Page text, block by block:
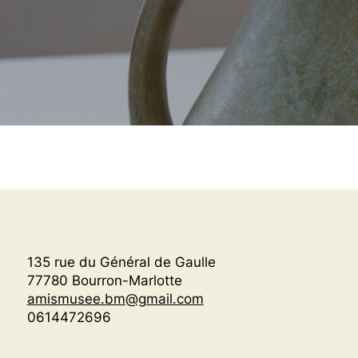
135 rue du Général de Gaulle
77780 Bourron-Marlotte
amismusee.bm@gmail.com
0614472696